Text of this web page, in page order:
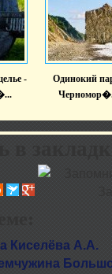
-
Одинокий
в
Киселёва А.А.